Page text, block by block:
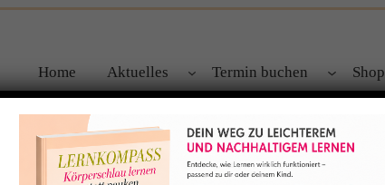
Home Aktuelles Termin buchen Shop